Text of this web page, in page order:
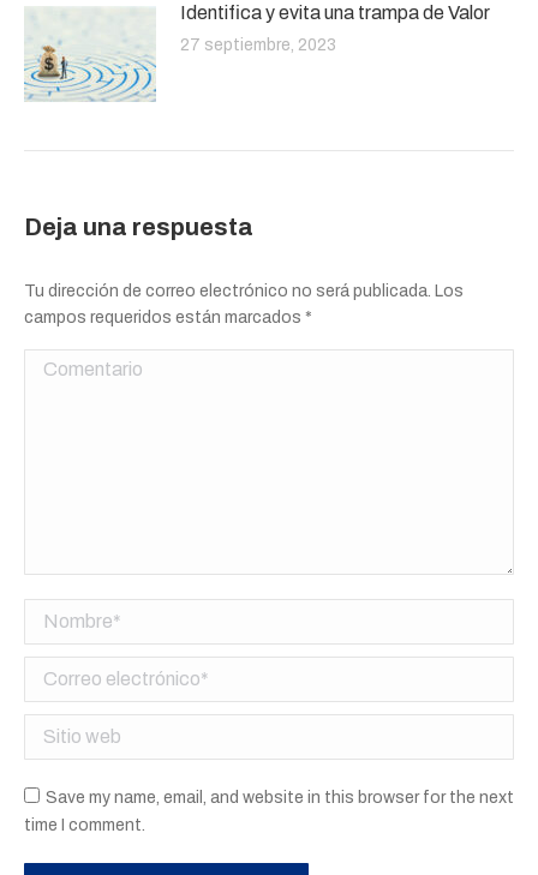
Identifica y evita una trampa de Valor
27 septiembre, 2023
Deja una respuesta
Tu dirección de correo electrónico no será publicada. Los
campos requeridos están marcados *
Comentario
Nombre *
Correo electrónico *
Sitio web
Save my name, email, and website in this browser for the next
time I comment.